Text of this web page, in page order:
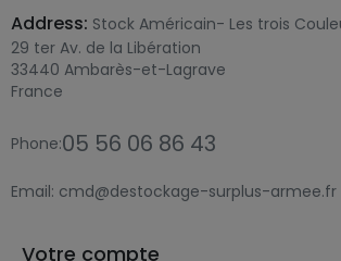
Address: Stock Américain- Les trois
29 ter Av. de la Libération
33440 Ambarès-et-Lagrave
France
Phone:05 56 06 86 43
Email: cmd@destockage-surplus-armee.fr
Votre compte